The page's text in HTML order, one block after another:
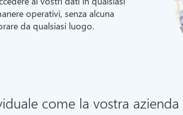
operativi, senza alcuna
da qualsiasi luogo.
come la vostra azienda